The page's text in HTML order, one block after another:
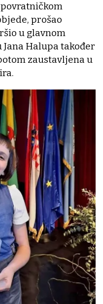
povratničkom
prošao
u glavnom
Halupa također
zaustavljena u